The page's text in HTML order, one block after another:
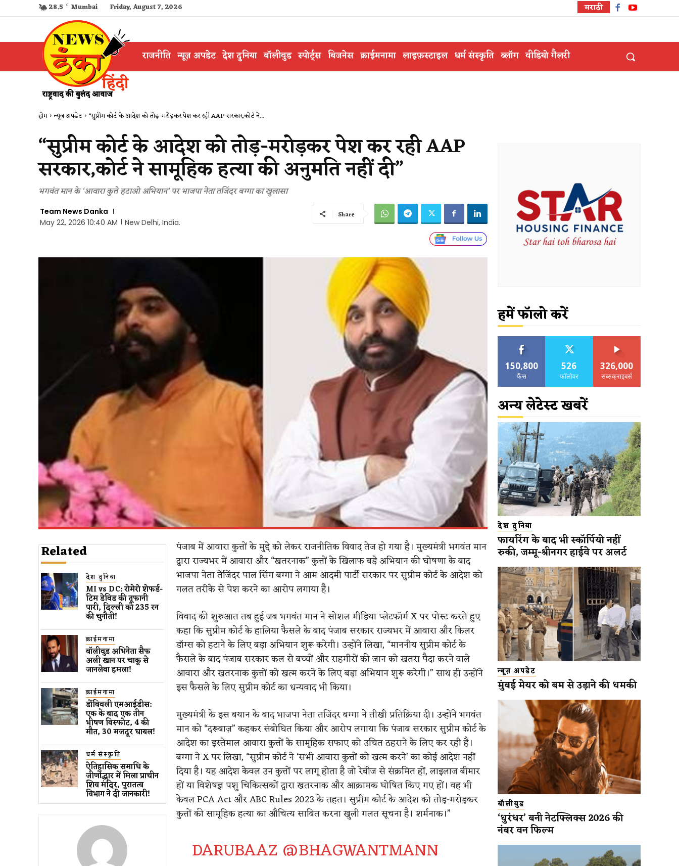
28.5 C Mumbai Friday, August 7, 2026 मराठी
राजनीति न्यूज़ अपडेट देश दुनिया बॉलीवुड स्पोर्ट्स बिजनेस क्राईमनामा लाइफ़स्टाइल धर्म संस्कृति ब्लॉग वीडियो गैलरी
होम न्यूज़ अपडेट "सुप्रीम कोर्ट के आदेश को तोड़-मरोड़कर पेश कर रही AAP सरकार,कोर्ट ने...
“सुप्रीम कोर्ट के आदेश को तोड़-मरोड़कर पेश कर रही AAP
सरकार,कोर्ट ने सामूहिक हत्या की अनुमति नहीं दी”
भगवंत मान के ‘आवारा कुत्ते हटाओ अभियान’ पर भाजपा नेता तजिंदर बग्गा का खुलासा
Team News Danka
May 22, 2026 10:40 AM
New Delhi, India.
Share
Related
देश दुनिया
MI vs DC: रोमेरो शेफर्ड-
टिम डेविड की तूफानी
पारी, दिल्ली को 235 रन
की चुनौती!
क्राईमनामा
बॉलीवुड​ अभिनेता सैफ
अली खान पर चाकू से ​
जानलेवा हमला​!
क्राईमनामा
डोंबिवली एमआईडीस:
एक के बाद एक तीन
भीषण विस्फोट, 4 की
मौत, 30 मजदूर घायल!
धर्म संस्कृति
ऐतिहासिक समाधि के
जीर्णोद्धार में मिला प्राचीन
शिव मंदिर, पुरातत्व
विभाग ने दी जानकारी!
पंजाब में आवारा कुत्तों के मुद्दे को लेकर राजनीतिक विवाद तेज हो गया है। मुख्यमंत्री भगवंत मान
द्वारा राज्यभर में आवारा और “खतरनाक” कुत्तों के खिलाफ बड़े अभियान की घोषणा के बाद
भाजपा नेता तेजिंदर पाल सिंग बग्गा ने आम आदमी पार्टी सरकार पर सुप्रीम कोर्ट के आदेश को
गलत तरीके से पेश करने का आरोप लगाया है।
विवाद की शुरुआत तब हुई जब भगवंत मान ने सोशल मीडिया प्लेटफॉर्म X पर पोस्ट करते हुए
कहा कि सुप्रीम कोर्ट के हालिया फैसले के बाद पंजाब सरकार राज्यभर में आवारा और किलर
डॉग्स को हटाने के लिए बड़ा अभियान शुरू करेगी। उन्होंने लिखा, “माननीय सुप्रीम कोर्ट के
फैसले के बाद पंजाब सरकार कल से बच्चों और राहगीरों की जान को खतरा पैदा करने वाले
आवारा और खतरनाक कुत्तों को खत्म करने के लिए बड़ा अभियान शुरू करेगी।” साथ ही उन्होंने
इस फैसले के लिए सुप्रीम कोर्ट का धन्यवाद भी किया।
मुख्यमंत्री के इस बयान के बाद भाजपा नेता तजिंदर बग्गा ने तीखी प्रतिक्रिया दी। उन्होंने भगवंत
मान को “दरूबाज़” कहकर संबोधित किया और आरोप लगाया कि पंजाब सरकार सुप्रीम कोर्ट के
आदेश का इस्तेमाल आवारा कुत्तों के सामूहिक सफाए को उचित ठहराने के लिए कर रही है।
बग्गा ने X पर लिखा, “सुप्रीम कोर्ट ने ‘सभी आवारा कुत्तों को खत्म करने’ का कोई आदेश नहीं
दिया है। यह आदेश केवल उन कुत्तों पर लागू होता है जो रेबीज से संक्रमित हों, लाइलाज बीमार
हों या विशेषज्ञ पशु चिकित्सकों द्वारा खतरनाक और आक्रामक घोषित किए गए हों। वह भी
केवल PCA Act और ABC Rules 2023 के तहत। सुप्रीम कोर्ट के आदेश को तोड़-मरोड़कर
कुत्तों की सामूहिक हत्या का औचित्य साबित करना खुली गलत सूचना है। शर्मनाक।”
DARUBAAZ @BHAGWANTMANN
हमें फॉलो करें
150,800
फैंस
526
फॉलोवर
326,000
सब्सक्राइबर्स
अन्य लेटेस्ट खबरें
देश दुनिया
फायरिंग के बाद भी स्कॉर्पियो नहीं
रुकी, जम्मू-श्रीनगर हाईवे पर अलर्ट
न्यूज़ अपडेट
मुंबई मेयर को बम से उड़ाने की धमकी
बॉलीवुड
‘धुरंधर’ बनी नेटफ्लिक्स 2026 की
नंबर वन फिल्म